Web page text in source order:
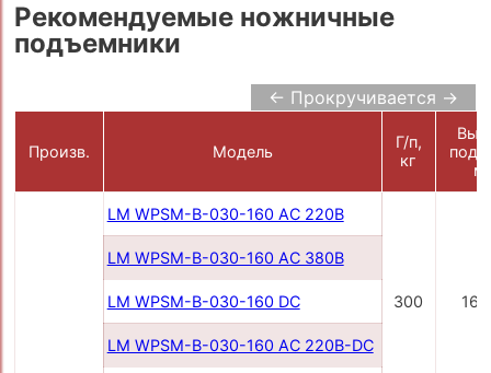
Рекомендуемые ножничные
подъемники
← Прокручивается →
Произв. Модель
Г/п,
кг
LM WPSM-B-030-160 AC 220В
300
LM WPSM-B-030-160 AC 380В
LM WPSM-B-030-160 DC
LM WPSM-B-030-160 AC 220B-DC